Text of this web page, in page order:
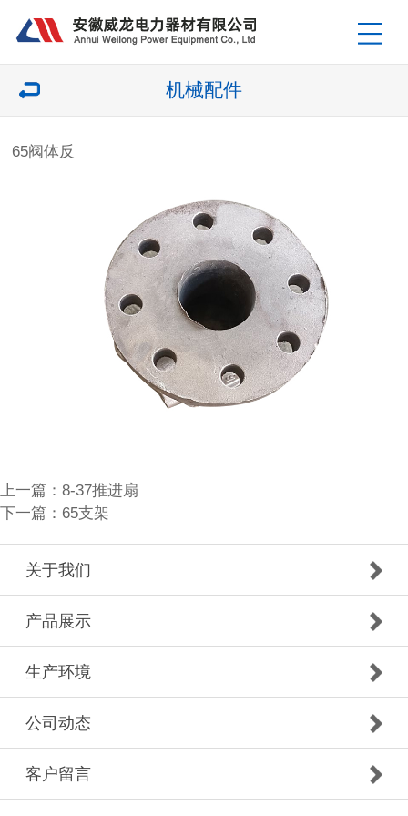
机械配件
65阀体反
上一篇： 8-37推进扇
下一篇： 65支架
关于我们
产品展示
生产环境
公司动态
客户留言